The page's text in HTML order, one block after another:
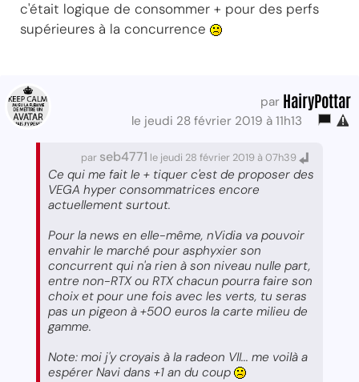
c'était logique de consommer + pour des perfs
supérieures à la concurrence
par HairyPottar
le jeudi 28 février 2019 à 11h13
par seb4771 le jeudi 28 février 2019 à 07h39
Ce qui me fait le + tiquer c'est de proposer des
VEGA hyper consommatrices encore
actuellement surtout.
Pour la news en elle-même, nVidia va pouvoir
envahir le marché pour asphyxier son
concurrent qui n'a rien à son niveau nulle part,
entre non-RTX ou RTX chacun pourra faire son
choix et pour une fois avec les verts, tu seras
pas un pigeon à +500 euros la carte milieu de
gamme.
Note: moi j'y croyais à la radeon VII... me voilà a
espérer Navi dans +1 an du coup